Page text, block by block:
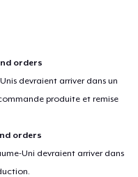
orders
devraient arriver dans un
produite et remise
orders
Uni devraient arriver dans